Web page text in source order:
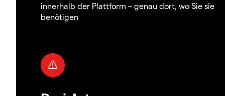
innerhalb der Plattform – genau dort, wo Sie sie
benötigen